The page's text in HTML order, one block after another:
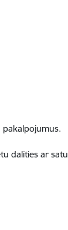
pakalpojumus.
dalīties ar